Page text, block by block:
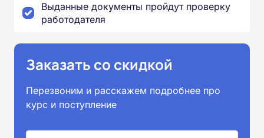
Выданные документы пройдут проверку
работодателя
Заказать со скидкой
Перезвоним и расскажем подробнее про
курс и поступление